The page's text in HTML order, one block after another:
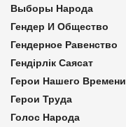
Выборы Народа
Гендер И Общество
Гендерное Равенство
Гендірлік Саясат
Герои Нашего Времени
Герои Труда
Голос Народа